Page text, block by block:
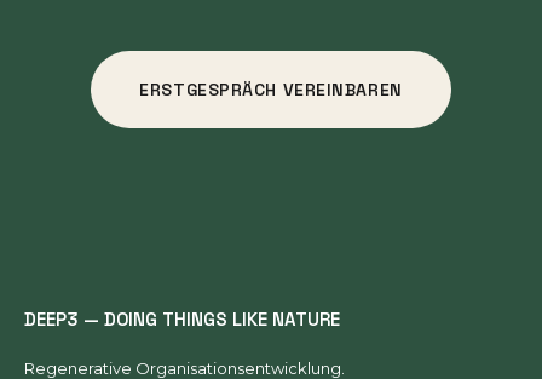
ERSTGESPRÄCH VEREINBAREN
DEEP3 — DOING THINGS LIKE NATURE
Regenerative Organisationsentwicklung.